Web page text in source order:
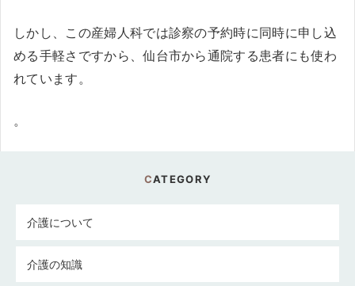
しかし、この産婦人科では診察の予約時に同時に申し込
める手軽さですから、仙台市から通院する患者にも使わ
れています。
。
CATEGORY
介護について
介護の知識